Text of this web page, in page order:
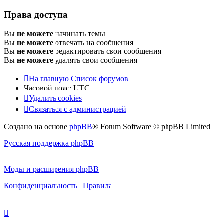
Права доступа
Вы не можете начинать темы
Вы не можете отвечать на сообщения
Вы не можете редактировать свои сообщения
Вы не можете удалять свои сообщения
На главную Список форумов
Часовой пояс: UTC
Удалить cookies
Связаться с администрацией
Создано на основе phpBB® Forum Software © phpBB Limited
Русская поддержка phpBB
Моды и расширения phpBB
Конфиденциальность | Правила